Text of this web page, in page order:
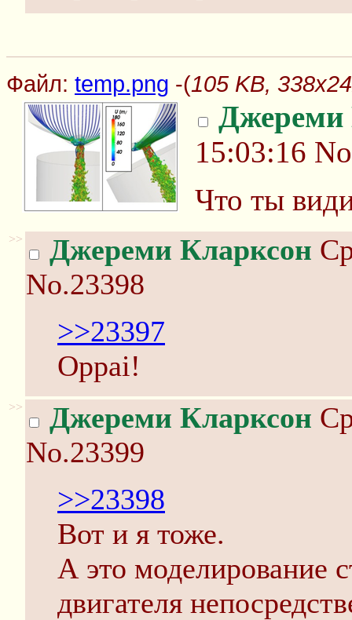
Файл: temp.png -(105 KB,
Джереми
15:03:16
Что ты
>> Джереми Кларксон
No.23398
>>23397
Oppai!
>> Джереми Кларксон
No.23399
>>23398
Вот и я тоже.
А это моделирование
двигателя